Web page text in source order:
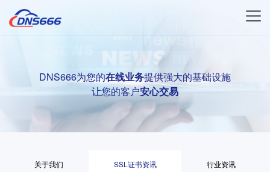
DNS666为您的在线业务提供强大的基础设施
让您的客户安心交易
关于我们 SSL证书资讯 行业资讯